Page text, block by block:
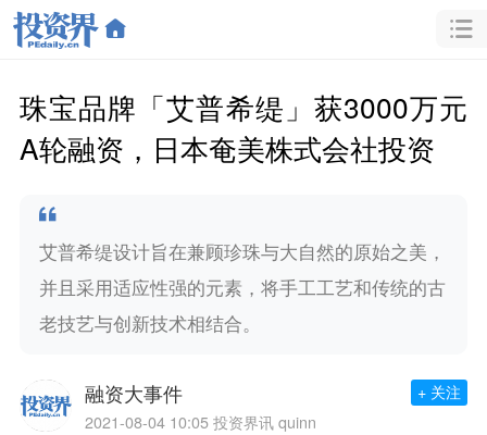
珠宝品牌「艾普希缇」获3000万元
A轮融资，日本奄美株式会社投资
艾普希缇设计旨在兼顾珍珠与大自然的原始之美，
并且采用适应性强的元素，将手工工艺和传统的古
老技艺与创新技术相结合。
融资大事件
2021-08-04 10:05 投资界讯 quinn
+ 关注